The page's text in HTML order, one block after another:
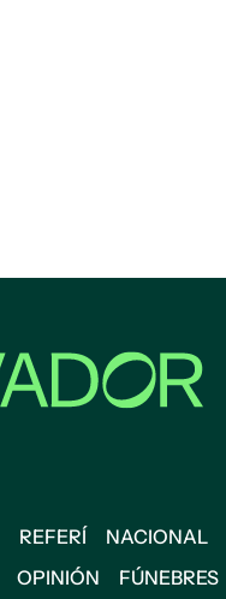
REFERÍ NACIONAL
OPINIÓN FÚNEBRES